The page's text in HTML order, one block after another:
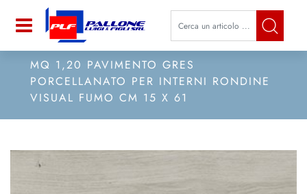
Open La modifica di un filtro
MQ 1,20 PAVIMENTO GRES
PORCELLANATO PER INTERNI RONDINE
VISUAL FUMO CM 15 X 61